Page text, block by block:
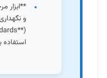
**ابزار
و